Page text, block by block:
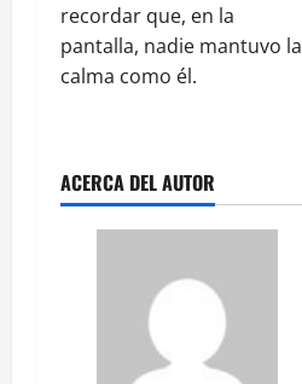
recordar que, en la
pantalla, nadie mantuvo la
calma como él.
ACERCA DEL AUTOR